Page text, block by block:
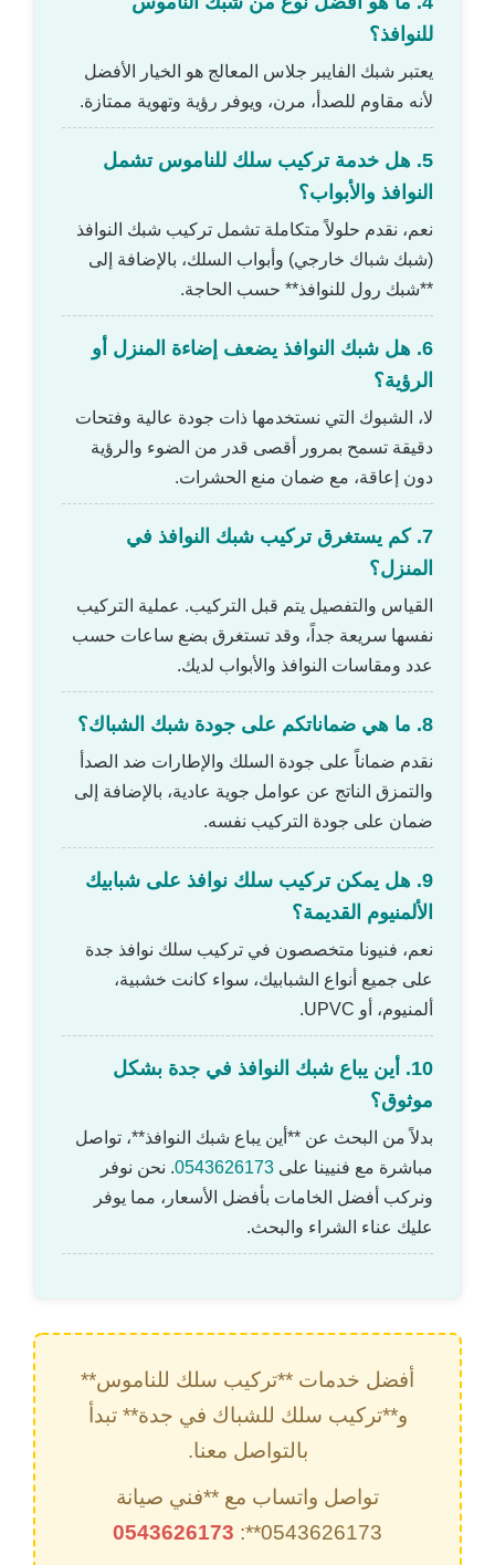
للنوافذ؟
يعتبر شبك الفايبر جلاس المعالج هو الخيار الأفضل
لأنه مقاوم للصدأ، مرن، ويوفر رؤية وتهوية ممتازة.
5. هل خدمة تركيب سلك للناموس تشمل
النوافذ والأبواب؟
نعم، نقدم حلولاً متكاملة تشمل تركيب شبك النوافذ
(شبك شباك خارجي) وأبواب السلك، بالإضافة إلى
**شبك رول للنوافذ** حسب الحاجة.
6. هل شبك النوافذ يضعف إضاءة المنزل أو
الرؤية؟
لا، الشبوك التي نستخدمها ذات جودة عالية وفتحات
دقيقة تسمح بمرور أقصى قدر من الضوء والرؤية
دون إعاقة، مع ضمان منع الحشرات.
7. كم يستغرق تركيب شبك النوافذ في
المنزل؟
القياس والتفصيل يتم قبل التركيب. عملية التركيب
نفسها سريعة جداً، وقد تستغرق بضع ساعات حسب
عدد ومقاسات النوافذ والأبواب لديك.
8. ما هي ضماناتكم على جودة شبك الشباك؟
نقدم ضماناً على جودة السلك والإطارات ضد الصدأ
والتمزق الناتج عن عوامل جوية عادية، بالإضافة إلى
ضمان على جودة التركيب نفسه.
9. هل يمكن تركيب سلك نوافذ على شبابيك
الألمنيوم القديمة؟
نعم، فنيونا متخصصون في تركيب سلك نوافذ جدة
على جميع أنواع الشبابيك، سواء كانت خشبية،
ألمنيوم، أو UPVC.
10. أين يباع شبك النوافذ في جدة بشكل
موثوق؟
بدلاً من البحث عن **أين يباع شبك النوافذ**، تواصل
مباشرة مع فنيينا على0543626173. نحن نوفر
ونركب أفضل الخامات بأفضل الأسعار، مما يوفر
عليك عناء الشراء والبحث.
أفضل خدمات **تركيب سلك للناموس**
و**تركيب سلك للشباك في جدة** تبدأ
بالتواصل معنا.
تواصل واتساب مع **فني صيانة
0543626173**: